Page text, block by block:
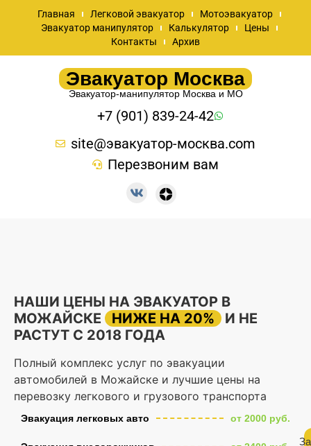
Главная Легковой эвакуатор
Мотоэвакуатор
Эвакуатор манипулятор
Калькулятор
Цены
Контакты
Архив
Эвакуатор Москва
Эвакуатор-манипулятор Москва и МО
+7 (901) 839-24-42
site@эвакуатор-москва.com
Перезвоним вам
НАШИ ЦЕНЫ НА ЭВАКУАТОР В
МОЖАЙСКЕ
НИЖЕ НА 20%
И НЕ
РАСТУТ С 2018 ГОДА
Полный комплекс услуг по эвакуации
автомобилей в Можайске и лучшие цены на
перевозку легкового и грузового транспорта
Эвакуация легковых авто от 2000 руб.